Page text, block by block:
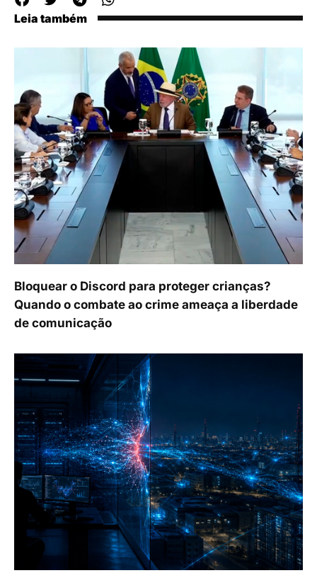
Leia também
Bloquear o Discord para proteger crianças?
Quando o combate ao crime ameaça a liberdade
de comunicação